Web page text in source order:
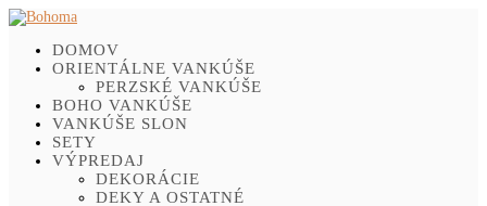
DOMOV
ORIENTÁLNE VANKÚŠE
PERZSKÉ VANKÚŠE
BOHO VANKÚŠE
VANKÚŠE SLON
SETY
VÝPREDAJ
DEKORÁCIE
DEKY A OSTATNÉ